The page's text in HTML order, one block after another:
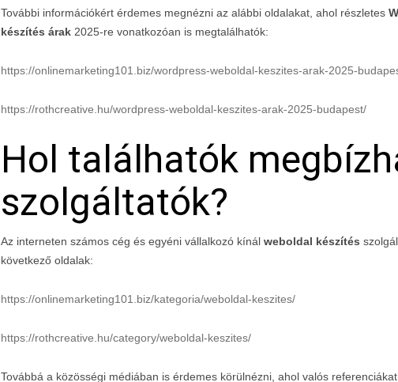
További információkért érdemes megnézni az alábbi oldalakat, ahol részletes
készítés árak 2025-re vonatkozóan is megtalálhatók:
https://onlinemarketing101.biz/wordpress-weboldal-keszites-arak-2025-
https://rothcreative.hu/wordpress-weboldal-keszites-arak-2025-budapest/
Hol találhatók
szolgáltatók?
Az interneten számos cég és egyéni vállalkozó kínál weboldal készítés
következő oldalak:
https://onlinemarketing101.biz/kategoria/weboldal-keszites/
https://rothcreative.hu/category/weboldal-keszites/
Továbbá a közösségi médiában is érdemes körülnézni, ahol valós